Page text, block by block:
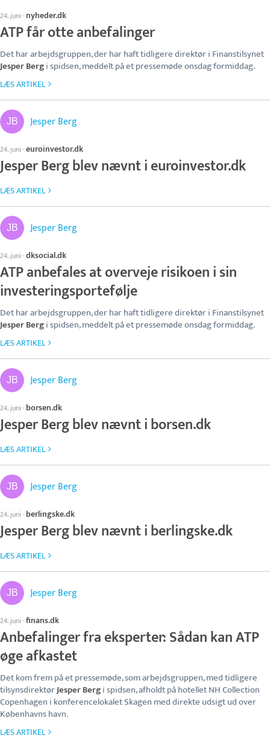
24. juni · nyheder.dk
ATP får otte anbefalinger
Det har arbejdsgruppen, der har haft tidligere direktør i Finanstilsynet
Jesper Bergi spidsen, meddelt på et pressemøde onsdag formiddag.
LÆS ARTIKEL
Jesper Berg
24. juni ·euroinvestor.dk
Jesper Berg blev nævnt i euroinvestor.dk
LÆS ARTIKEL
Jesper Berg
24. juni ·dksocial.dk
ATP anbefales at overveje risikoen i sin
investeringsportefølje
Det har arbejdsgruppen, der har haft tidligere direktør i Finanstilsynet
Jesper Bergi spidsen, meddelt på et pressemøde onsdag formiddag.
LÆS ARTIKEL
Jesper Berg
24. juni · borsen.dk
Jesper Berg blev nævnt i borsen.dk
LÆS ARTIKEL
Jesper Berg
24. juni · berlingske.dk
Jesper Berg blev nævnt i berlingske.dk
LÆS ARTIKEL
Jesper Berg
24. juni ·finans.dk
Anbefalinger fra eksperter: Sådan kan ATP
øge afkastet
Det kom frem på et pressemøde, som arbejdsgruppen, med tidligere
tilsynsdirektørJesper Bergi spidsen, afholdt på hotellet NH Collection
Copenhagen i konferencelokalet Skagen med direkte udsigt ud over
Københavns havn.
LÆS ARTIKEL